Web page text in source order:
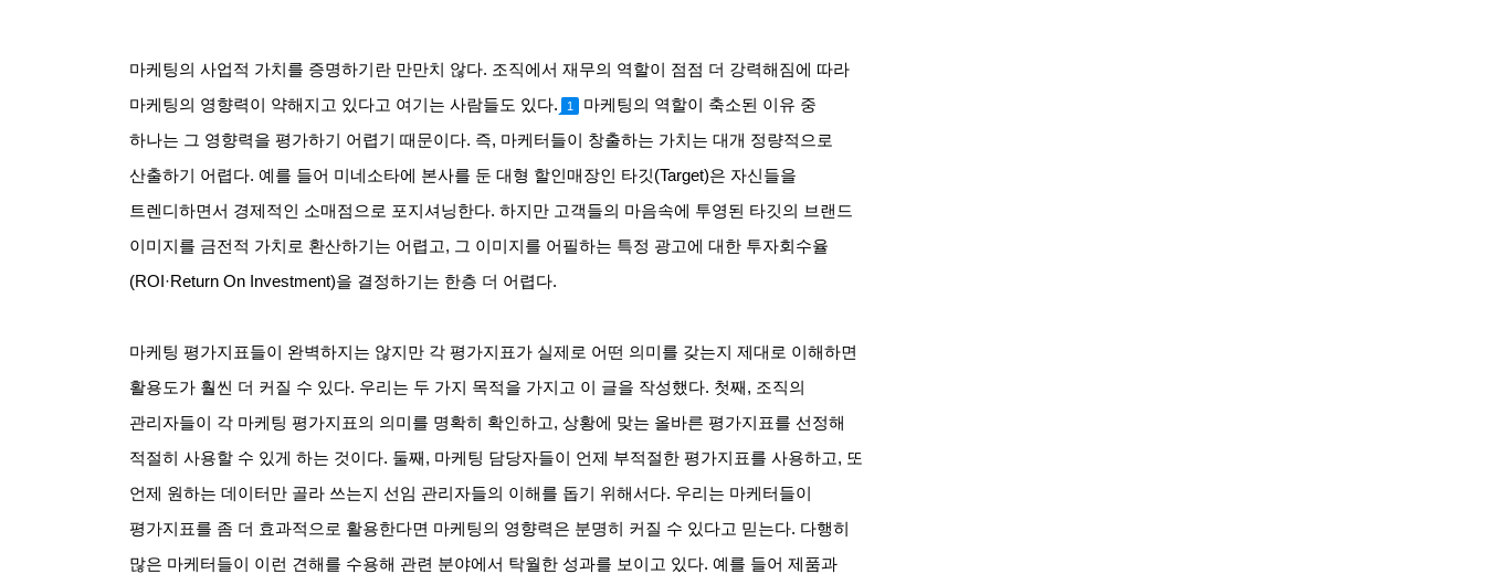
마케팅의 사업적 가치를 증명하기란 만만치 않다. 조직에서 재무의 역할이 점점 더 강력해짐에 따라
마케팅의 영향력이 약해지고 있다고 여기는 사람들도 있다. 1
마케팅의 역할이 축소된 이유 중
하나는 그 영향력을 평가하기 어렵기 때문이다. 즉, 마케터들이 창출하는 가치는 대개 정량적으로
산출하기 어렵다. 예를 들어 미네소타에 본사를 둔 대형 할인매장인 타깃(Target)은 자신들을
트렌디하면서 경제적인 소매점으로 포지셔닝한다. 하지만 고객들의 마음속에 투영된 타깃의 브랜드
이미지를 금전적 가치로 환산하기는 어렵고, 그 이미지를 어필하는 특정 광고에 대한 투자회수율
(ROI·Return On Investment)을 결정하기는 한층 더 어렵다.
마케팅 평가지표들이 완벽하지는 않지만 각 평가지표가 실제로 어떤 의미를 갖는지 제대로 이해하면
활용도가 훨씬 더 커질 수 있다. 우리는 두 가지 목적을 가지고 이 글을 작성했다. 첫째, 조직의
관리자들이 각 마케팅 평가지표의 의미를 명확히 확인하고, 상황에 맞는 올바른 평가지표를 선정해
적절히 사용할 수 있게 하는 것이다. 둘째, 마케팅 담당자들이 언제 부적절한 평가지표를 사용하고, 또
언제 원하는 데이터만 골라 쓰는지 선임 관리자들의 이해를 돕기 위해서다. 우리는 마케터들이
평가지표를 좀 더 효과적으로 활용한다면 마케팅의 영향력은 분명히 커질 수 있다고 믿는다. 다행히
많은 마케터들이 이런 견해를 수용해 관련 분야에서 탁월한 성과를 보이고 있다. 예를 들어 제품과